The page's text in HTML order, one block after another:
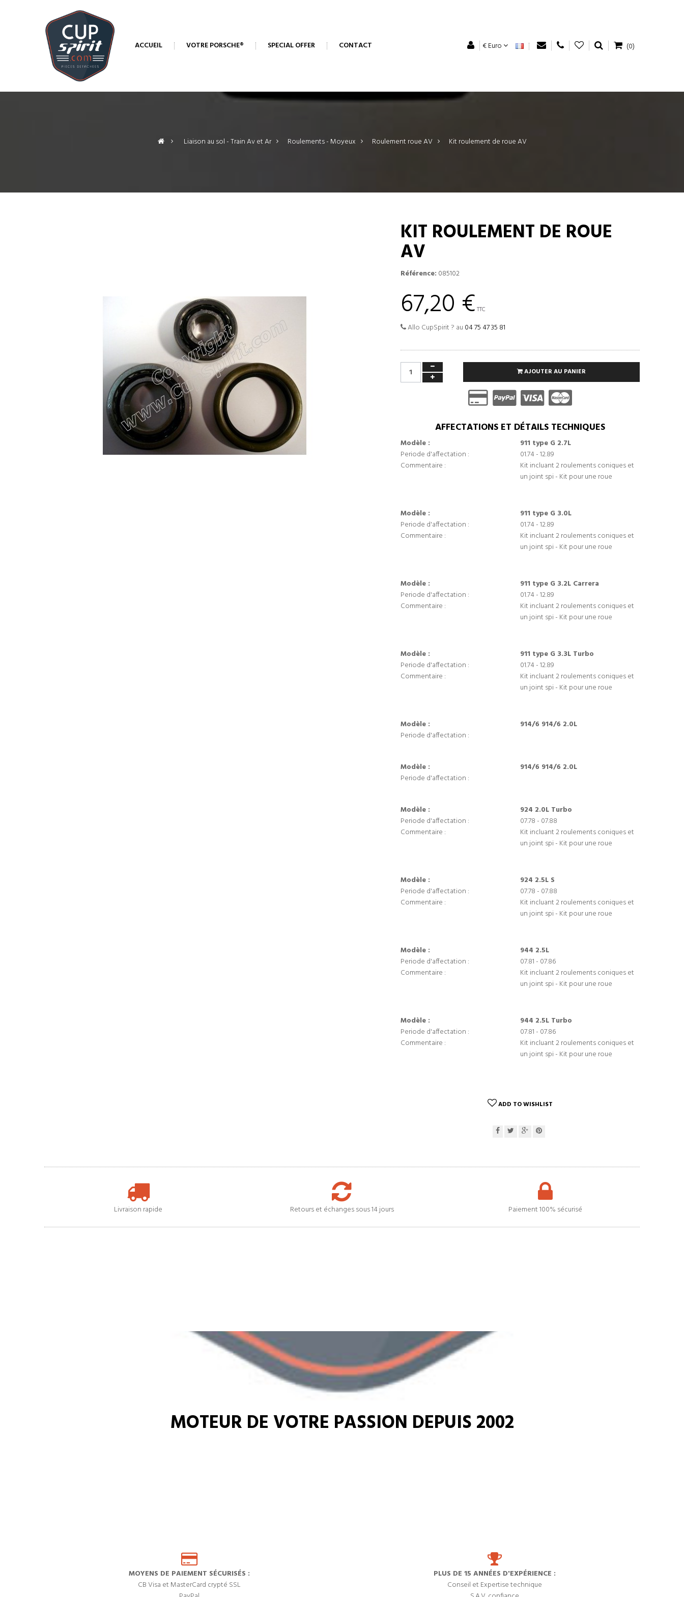
ACCUEIL VOTRE PORSCHE® SPECIAL OFFER CONTACT € Euro (0)
> Liaison au sol - Train Av et Ar > Roulements - Moyeux > Roulement roue AV > Kit roulement de roue AV
KIT ROULEMENT DE ROUE
AV
Référence: 085102
67,20 € TTC
Allo CupSpirit ? au 04 75 47 35 81
AJOUTER AU PANIER
AFFECTATIONS ET DÉTAILS TECHNIQUES
Modèle :
911 type G 2.7L
Periode d'affectation :
01.74 - 12.89
Commentaire :
Kit incluant 2 roulements coniques et
un joint spi - Kit pour une roue
Modèle :
911 type G 3.0L
Periode d'affectation :
01.74 - 12.89
Commentaire :
Kit incluant 2 roulements coniques et
un joint spi - Kit pour une roue
Modèle :
911 type G 3.2L Carrera
Periode d'affectation :
01.74 - 12.89
Commentaire :
Kit incluant 2 roulements coniques et
un joint spi - Kit pour une roue
Modèle :
911 type G 3.3L Turbo
Periode d'affectation :
01.74 - 12.89
Commentaire :
Kit incluant 2 roulements coniques et
un joint spi - Kit pour une roue
Modèle :
914/6 914/6 2.0L
Periode d'affectation :
Modèle :
914/6 914/6 2.0L
Periode d'affectation :
Modèle :
924 2.0L Turbo
Periode d'affectation :
07.78 - 07.88
Commentaire :
Kit incluant 2 roulements coniques et
un joint spi - Kit pour une roue
Modèle :
924 2.5L S
Periode d'affectation :
07.78 - 07.88
Commentaire :
Kit incluant 2 roulements coniques et
un joint spi - Kit pour une roue
Modèle :
944 2.5L
Periode d'affectation :
07.81 - 07.86
Commentaire :
Kit incluant 2 roulements coniques et
un joint spi - Kit pour une roue
Modèle :
944 2.5L Turbo
Periode d'affectation :
07.81 - 07.86
Commentaire :
Kit incluant 2 roulements coniques et
un joint spi - Kit pour une roue
ADD TO WISHLIST
Livraison rapide Retours et échanges sous 14 jours Paiement 100% sécurisé
MOTEUR DE VOTRE PASSION DEPUIS 2002
MOYENS DE PAIEMENT SÉCURISÉS :
CB Visa et MasterCard crypté SSL
PLUS DE 15 ANNÉES D'EXPÉRIENCE :
Conseil et Expertise technique